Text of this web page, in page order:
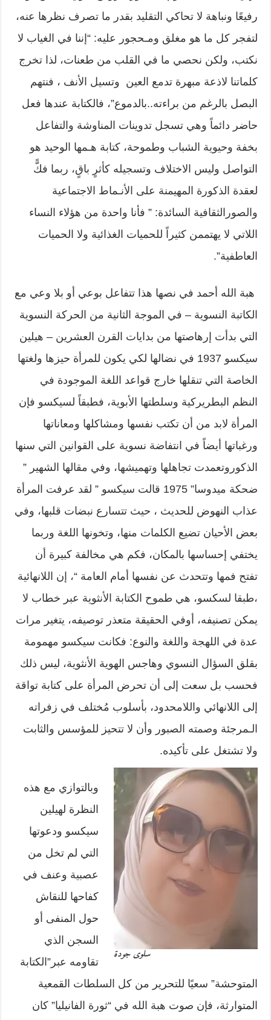
رفيعًا ونباهة لا تحاكي التقليد بقدر ما تصرف نظرها عنه،
لتفجر كل ما هو مغلق ومـحجور عليه: “إننا في الغياب لا
نكتب، ولكن نحصي ما في القلب من طعنات، لذا تخرج
كلماتنا لاذعة مبهرة تدمع العين وتسيل الأنف ، فنتهم
البصل بالرغم من براءته..بالدموع”، فالكتابة عندها فعل
حاضر دائماً وهي تسجل تدوينات المناوشة والتفاعل
بخفة وحيوية الشباب وطموحة، كتابة هـمها الوحيد هو
التواصل وليس الاختلاف وتسجيله كأثرٍ باقٍ، ربما فكًّ
لعقدة الذكورة المهيمنة على الأنـماط الاجتماعية
والصورالثقافية السائدة: ” فأنا واحدة من هؤلاء النساء
اللاتي لا يهتممن كثيراً للحميات الغذائية ولا الحميات
العاطفية”.
هبة الله أحمد في نصها هذا تتفاعل بوعي أو بلا وعي مع
الكاتبة النسوية – في الموجة الثانية من الحركة النسوية
التي بدأت إرهاصتها من بدايات القرن العشرين – هيلين
سيكسو 1937 في نضالها لكي يكون للمرأة حيزها ولغتها
الخاصة التي تنقلها خارج قواعد اللغة الموجودة في
النظم البطريركية وسلطتها الأبوية، فطبقاً لسيكسو فإن
المرأة لابد من أن تكتب نفسها ومشاكلها ومعاناتها
ورغباتها أيضاً في انتفاضة نسوية على القوانين التي سنها
الذكوروتعمدت تجاهلها وتهميشها، وفي مقالها الشهير ”
ضحكة ميدوسا” 1975 قالت سيكسو ” لقد عرفت المرأة
عذاب النهوض للحديث ، حيث تتسارع نبضات قلبها، وفي
بعض الأحيان تضيع الكلمات منها، وتخونها اللغة وربما
يختفي إحساسها بالمكان، فكم هي مخالفة كبيرة أن
تفتح فمها وتتحدث عن نفسها أمام العامة “، إن اللانهائية
،طبقا لسكسو، هي طموح الكتابة الأنثوية عبر خطاب لا
يمكن تصنيفه، أوفي الحقيقة متعذر توصيفه، يتغير مرات
عدة في اللهجة واللغة والنوع: فكانت سيكسو مهمومة
بقلق السؤال النسوي وهاجس الهوية الأنثوية، ليس ذلك
فحسب بل سعت إلى أن تحرض المرأة على كتابة تواقة
إلى اللانهائي واللامحدود، بأسلوب مُختلف في زفراته
الـمرجئة وصمته الصبور وأن لا تتحيز للمؤسس والثابت
ولا تشتغل على تأكيده.
سلوى جودة
وبالتوازي مع هذه
النظرة لهيلين
سيكسو ودعوتها
التي لم تخل من
عصبية وعنف في
كفاحها للنقاش
حول المنفى أو
السجن الذي
تقاومه عبر”الكتابة
المتوحشة” سعيًا للتحرير من كل السلطات القمعية
المتوارثة، فإن صوت هبة الله في “ثورة الفانيليا” كان